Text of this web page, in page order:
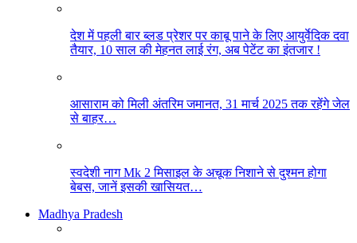
देश में पहली बार ब्लड प्रेशर पर काबू पाने के लिए आयुर्वेदिक दवा
तैयार, 10 साल की मेहनत लाई रंग, अब पेटेंट का इंतजार !
आसाराम को मिली अंतरिम जमानत, 31 मार्च 2025 तक रहेंगे जेल
से बाहर…
स्वदेशी नाग Mk 2 मिसाइल के अचूक निशाने से दुश्मन होगा
बेबस, जानें इसकी खासियत…
Madhya Pradesh